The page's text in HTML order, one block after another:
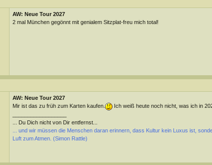
AW: Neue Tour 2027
2 mal München gegönnt mit genialem Sitzplat-freu mich total!
AW: Neue Tour 2027
Mir ist das zu früh zum Karten kaufen.
Ich weiß heute noch nicht, was ich in
... Du Dich nicht von Dir entfernst...
... und wir müssen die Menschen daran erinnern, dass Kultur kein Luxus ist,
Luft zum Atmen. (Simon Rattle)